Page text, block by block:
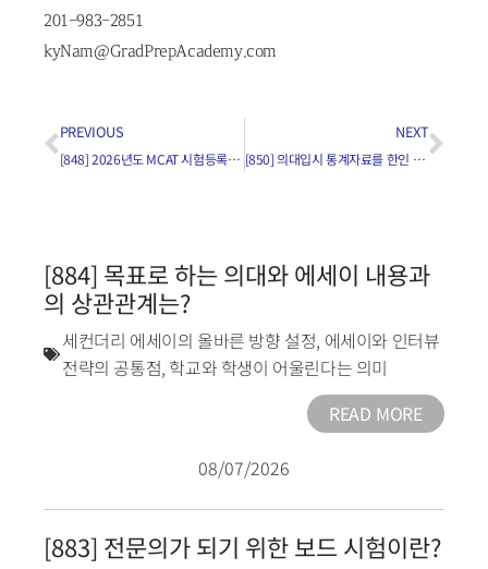
201-983-2851
kyNam@GradPrepAcademy.com
PREVIOUS
[848] 2026년도 MCAT 시험등록에 특이점은 무엇인가요?
NEXT
[850] 의대입시 통계자료를 한인 학생이 성공적으로 활용하려면?
[884] 목표로 하는 의대와 에세이 내용과
의 상관관계는?
세컨더리 에세이의 올바른 방향 설정, 에세이와 인터뷰
전략의 공통점, 학교와 학생이 어울린다는 의미
READ MORE
08/07/2026
[883] 전문의가 되기 위한 보드 시험이란?